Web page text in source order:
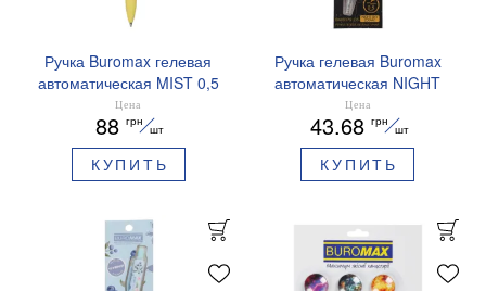
Ручка Buromax гелевая
автоматическая MIST 0,5
мм синие чернила
BM.83103
Цена
88 грн
шт
КУПИТЬ
Ручка гелевая Buromax
автоматическая NIGHT
SKY ZODIAC 0.5 мм
ароматизированный грипп
синие чернила BM.8379-
01
Цена
43.68 грн
шт
КУПИТЬ